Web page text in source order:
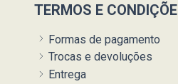
TERMOS E
Formas de pagamento
Trocas e devoluções
Entrega